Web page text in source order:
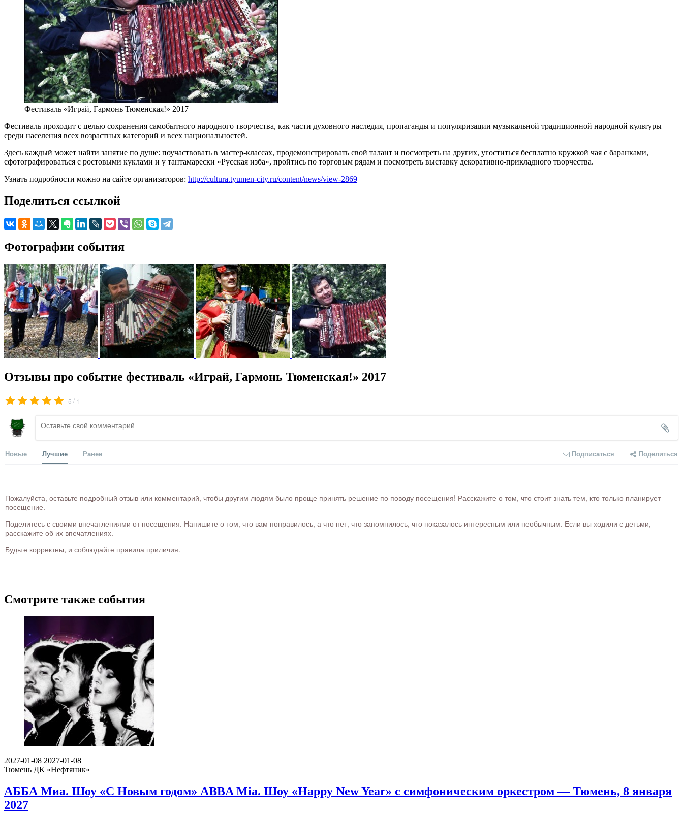
Фестиваль «Играй, Гармонь Тюменская!» 2017
Фестиваль проходит с целью сохранения самобытного народного творчества, как части духовного наследия, пропаганды и популяризации музыкальной традиционной народной культуры
среди населения всех возрастных категорий и всех национальностей.
Здесь каждый может найти занятие по душе: поучаствовать в мастер-классах, продемонстрировать свой талант и посмотреть на других, угоститься бесплатно кружкой чая с баранками,
сфотографироваться с ростовыми куклами и у тантамарески «Русская изба», пройтись по торговым рядам и посмотреть выставку декоративно-прикладного творчества.
Узнать подробности можно на сайте организаторов: http://cultura.tyumen-city.ru/content/news/view-2869
Поделиться ссылкой
Фотографии события
Отзывы про событие фестиваль «Играй, Гармонь Тюменская!» 2017
5 / 1
Новые Лучшие Ранее Подписаться Поделиться
Пожалуйста, оставьте подробный отзыв или комментарий, чтобы другим людям было проще принять решение по поводу посещения! Расскажите о том, что стоит знать тем, кто только планирует
посещение.
Поделитесь с своими впечатлениями от посещения. Напишите о том, что вам понравилось, а что нет, что запомнилось, что показалось интересным или необычным. Если вы ходили с детьми,
расскажите об их впечатлениях.
Будьте корректны, и соблюдайте правила приличия.
Смотрите также события
2027-01-08 2027-01-08
Тюмень ДК «Нефтяник»
АББА Миа. Шоу «С Новым годом» ABBA Mia. Шоу «Happy New Year» с симфоническим оркестром — Тюмень, 8 января
2027